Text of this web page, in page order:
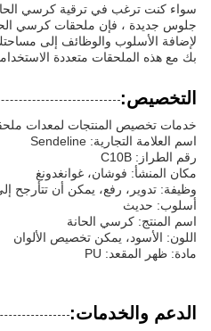
سواء كنت ترغب في ترقية كرسي
لإضافة الأسلوب والوظائف إلى
بك مع هذه الملحقات متعددة
التخصيص:
خدمات تخصيص المنتجات لمعدات
اسم العلامة التجارية: Sendeline
رقم الطراز: C10B
مكان المنشأ: فوشان، غوانغدونغ
وظيفة: تدوير، رفع، يمكن أن تتأرجح
أسلوب: حديث
اسم المنتج: كرسي الحانة
اللون: الأسود، يمكن تخصيص الألوان
مادة: ظهر المقعد: PU
الدعم والخدمات: